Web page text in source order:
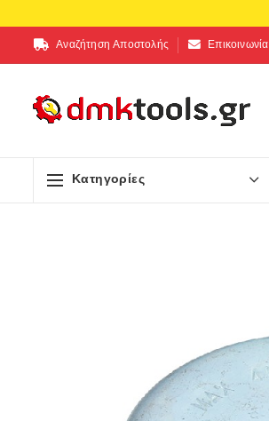
Αναζήτηση Αποστολής Επικοινωνία
Κατηγορίες